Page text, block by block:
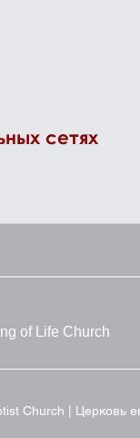
сетях
of Life Church
Church | Церковь